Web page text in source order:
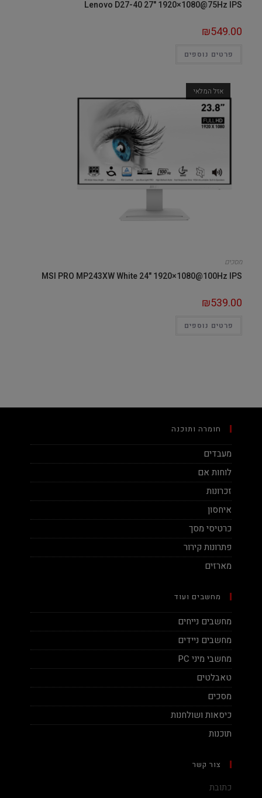
Lenovo D27-40 27" 1920×1080@75Hz IPS
₪549.00
פרטים נוספים
אזל המלאי
מסכים
MSI PRO MP243XW White 24" 1920×1080@100Hz IPS
₪539.00
פרטים נוספים
חומרה ותוכנה
מעבדים
לוחות אם
זכרונות
איחסון
כרטיסי מסך
פתרונות קירור
מארזים
מחשבים ועוד
מחשבים נייחים
מחשבים ניידים
מחשבי מיני PC
טאבלטים
מסכים
כיסאות ושולחנות
תוכנות
צור קשר
כתובת